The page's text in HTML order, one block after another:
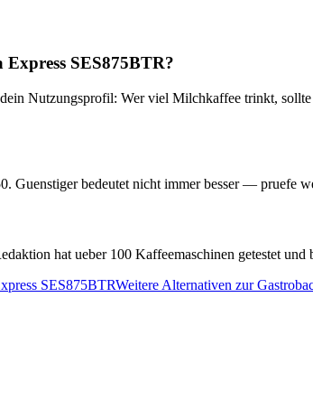
Express SES875BTR?
Nutzungsprofil: Wer viel Milchkaffee trinkt,
. Guenstiger bedeutet nicht immer besser — pruefe
hat ueber 100 Kaffeemaschinen getestet und
SES875BTRWeitere Alternativen zur